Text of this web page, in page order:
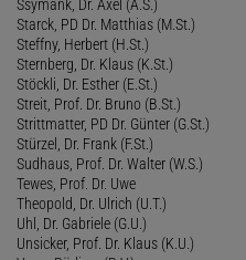
Ssymank, Dr. Axel (A.S.)
Starck, PD Dr. Matthias (M.St.)
Steffny, Herbert (H.St.)
Sternberg, Dr. Klaus (K.St.)
Stöckli, Dr. Esther (E.St.)
Streit, Prof. Dr. Bruno (B.St.)
Strittmatter, PD Dr. Günter (G.St.)
Stürzel, Dr. Frank (F.St.)
Sudhaus, Prof. Dr. Walter (W.S.)
Tewes, Prof. Dr. Uwe
Theopold, Dr. Ulrich (U.T.)
Uhl, Dr. Gabriele (G.U.)
Unsicker, Prof. Dr. Klaus (K.U.)